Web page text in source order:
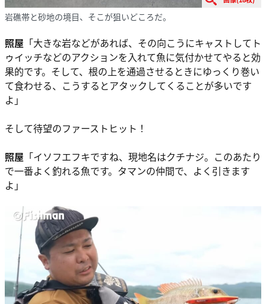
岩礁帯と砂地の境目、そこが狙いどころだ。
照屋 「大きな岩などがあれば、その向こうにキャストしてト
ゥイッチなどのアクションを入れて魚に気付かせてやると効
果的です。そして、根の上を通過させるときにゆっくり巻い
て食わせる、こうするとアタックしてくることが多いです
よ」
そして待望のファーストヒット！
照屋 「イソフエフキですね、現地名はクチナジ。このあたり
で一番よく釣れる魚です。タマンの仲間で、よく引きます
よ」